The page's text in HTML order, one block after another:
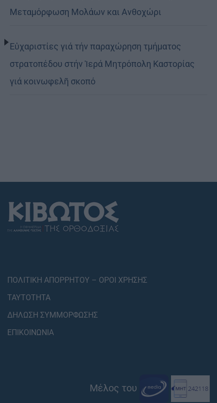
Μεταμόρφωση Μολάων και Ανθοχώρι
Εὐχαριστίες γιά τήν παραχώρηση τμήματος
στρατοπέδου στήν Ἱερά Μητρόπολη Καστορίας
γιά κοινωφελῆ σκοπό
ΠΟΛΙΤΙΚΗ ΑΠΟΡΡΗΤΟΥ – ΟΡΟΙ ΧΡΗΣΗΣ
ΤΑΥΤΟΤΗΤΑ
ΔΗΛΩΣΗ ΣΥΜΜΟΡΦΩΣΗΣ
ΕΠΙΚΟΙΝΩΝΙΑ
Μέλος του